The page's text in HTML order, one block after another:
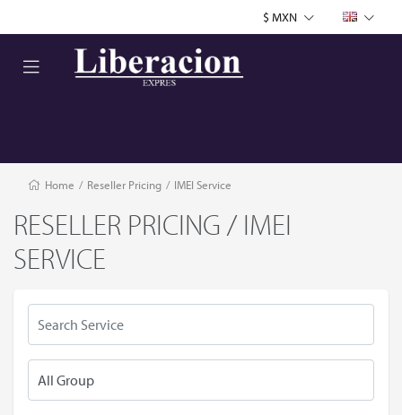
$ MXN
Home / Reseller Pricing / IMEI Service
RESELLER PRICING / IMEI
SERVICE